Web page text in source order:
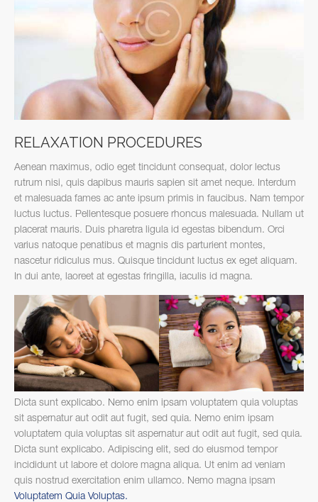
RELAXATION PROCEDURES
Aenean maximus, odio eget tincidunt consequat, dolor lectus
rutrum nisi, quis dapibus mauris sapien sit amet neque. Interdum
et malesuada fames ac ante ipsum primis in faucibus. Nam tempor
luctus luctus. Pellentesque posuere rhoncus malesuada. Nullam ut
placerat mauris. Duis pharetra ligula id egestas bibendum. Orci
varius natoque penatibus et magnis dis parturient montes,
nascetur ridiculus mus. Quisque tincidunt luctus ex eget aliquam.
In dui ante, laoreet at egestas fringilla, iaculis id magna.
Dicta sunt explicabo. Nemo enim ipsam voluptatem quia voluptas
sit aspernatur aut odit aut fugit, sed quia. Nemo enim ipsam
voluptatem quia voluptas sit aspernatur aut odit aut fugit, sed quia.
Dicta sunt explicabo. Adipiscing elit, sed do eiusmod tempor
incididunt ut labore et dolore magna aliqua. Ut enim ad veniam
quis nostrud exercitation enim ullamco. Nemo magna ipsam
Voluptatem Quia Voluptas.